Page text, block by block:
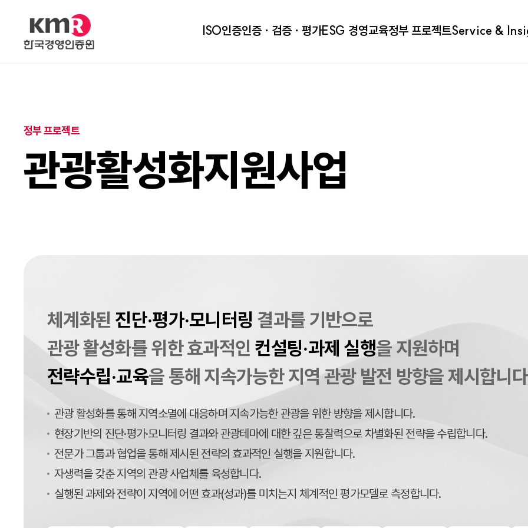
ISO인증인증ㆍ검증ㆍ평가ESG 경영교육정부 프로젝트Service &
정부 프로젝트
관광활성화지원사업
체계화된 진단·평가·모니터링 결과를 기반으로
관광 활성화를 위한 효과적인 컨설팅·과제 실행을 지원하며
전략수립·교육을 통해 지속가능한 지역 관광 발전 방향을 제시합니
관광 활성화를 통해 지역소멸에 대응하며 지속가능한 관광을 위한 방향을 제시합니다.
현장기반의 진단·평가·모니터링 결과와 관광테마에 대한 깊은 통찰력으로 차별화된 전략을 수립합니다.
전문가 그룹과 협업을 통해 제시된 전략의 효과적인 실행을 지원합니다.
자생력을 갖춘 지역의 관광 사업체를 육성합니다.
실행된 과제와 전략이 지역에 어떤 효과(성과)를 미치는지 체계적인 평가모델로 측정합니다.